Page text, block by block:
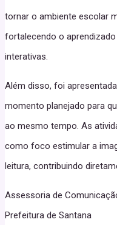
tornar o ambiente escolar
fortalecendo o
interativas.
Além disso, foi
momento planejado para
ao mesmo tempo. As
como foco estimular a
leitura, contribuindo
Assessoria de
Prefeitura de Santana